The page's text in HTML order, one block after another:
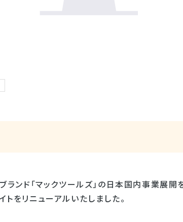
ランド「マックツールズ」の日本国内事業展開
をリニューアルいたしました。